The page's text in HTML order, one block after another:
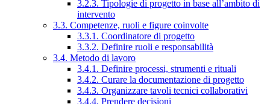
3.2.3. Tipologie di progetto in base all’ambito di
intervento
3.3. Competenze, ruoli e figure coinvolte
3.3.1. Coordinatore di progetto
3.3.2. Definire ruoli e responsabilità
3.4. Metodo di lavoro
3.4.1. Definire processi, strumenti e rituali
3.4.2. Curare la documentazione di progetto
3.4.3. Organizzare tavoli tecnici collaborativi
3.4.4. Prendere decisioni